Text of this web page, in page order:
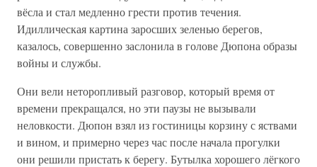
вёсла и стал медленно грести против течения.
Идиллическая картина заросших зеленью берегов,
казалось, совершенно заслонила в голове Дюпона образы
войны и службы.
Они вели неторопливый разговор, который время от
времени прекращался, но эти паузы не вызывали
неловкости. Дюпон взял из гостиницы корзину с яствами
и вином, и примерно через час после начала прогулки
они решили пристать к берегу. Бутылка хорошего лёгкого